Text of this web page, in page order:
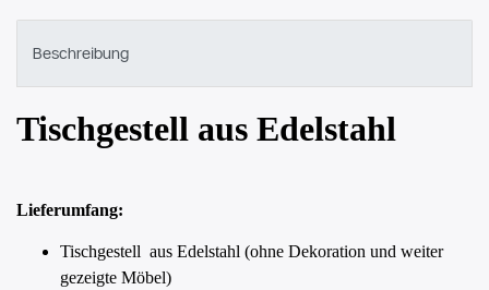
Beschreibung
Tischgestell aus Edelstahl
Lieferumfang:
Tischgestell aus Edelstahl (ohne Dekoration und weiter
gezeigte Möbel)